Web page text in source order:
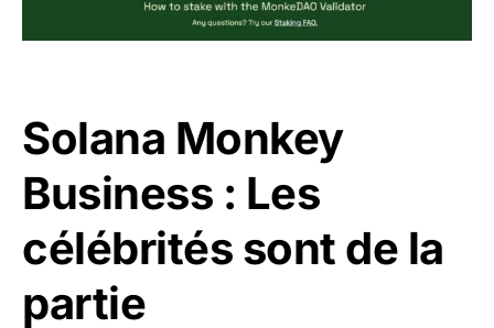
Solana Monkey
Business : Les
célébrités sont de la
partie